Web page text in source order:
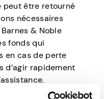
peut être retourné
nécessaires
& Noble
fonds qui
en cas de perte
d’agir rapidement